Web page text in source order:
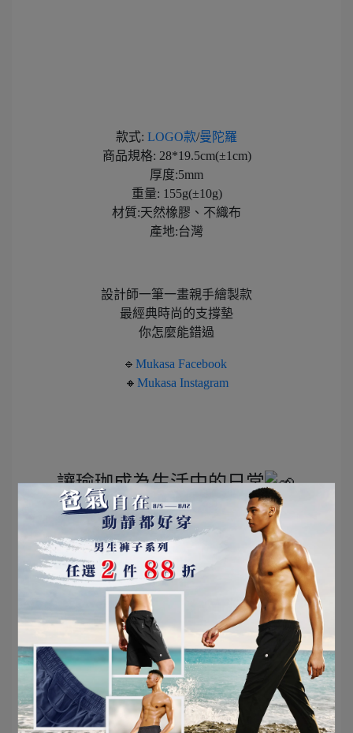
款式: LOGO款/曼陀羅​
商品規格: 28*19.5cm(±1cm)​
厚度:5mm​
重量: 155g(±10g)​
材質:天然橡膠、不織布​
產地:台灣​
設計師一筆一畫親手繪製款
最經典時尚的支撐墊
你怎麼能錯過
🔹 Mukasa Facebook
🔸 Mukasa Instagram
讓瑜珈成為生活中的日常
💗一起「享受瑜珈，愛上生活」
💗
文章分類 瑜珈輔具 支撐墊
平板支撐墊